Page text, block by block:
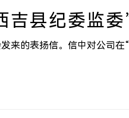
吉县纪委监委
来的表扬信。信中对公司